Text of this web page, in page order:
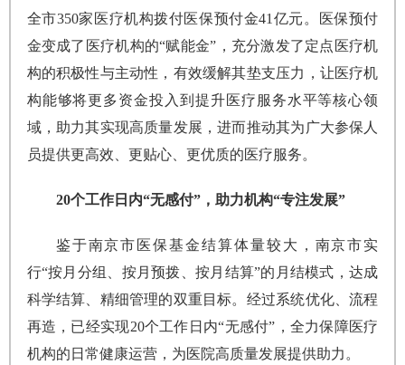
全市350家医疗机构拨付医保预付金41亿元。医保预付
金变成了医疗机构的“赋能金”，充分激发了定点医疗机
构的积极性与主动性，有效缓解其垫支压力，让医疗机
构能够将更多资金投入到提升医疗服务水平等核心领
域，助力其实现高质量发展，进而推动其为广大参保人
员提供更高效、更贴心、更优质的医疗服务。
20个工作日内“无感付”，助力机构“专注发展”
鉴于南京市医保基金结算体量较大，南京市实
行“按月分组、按月预拨、按月结算”的月结模式，达成
科学结算、精细管理的双重目标。经过系统优化、流程
再造，已经实现20个工作日内“无感付”，全力保障医疗
机构的日常健康运营，为医院高质量发展提供助力。